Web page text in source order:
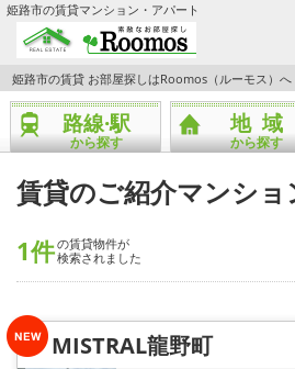
姫路市の賃貸マンション・アパート
TOPページ
ファミリー向けの部屋を探す
一人暮らし向けの部屋を探す
ペットと暮らせる部屋を探す
カップル向けの部屋を探す
敷金礼金0円の部屋を探す
姫路市の賃貸 お部屋探しはRoomos（ルーモス）へ
路線·駅
から探す
地域
から探す
賃貸のご紹介マンショ
1件の賃貸物件が
検索されました
MISTRAL龍野町